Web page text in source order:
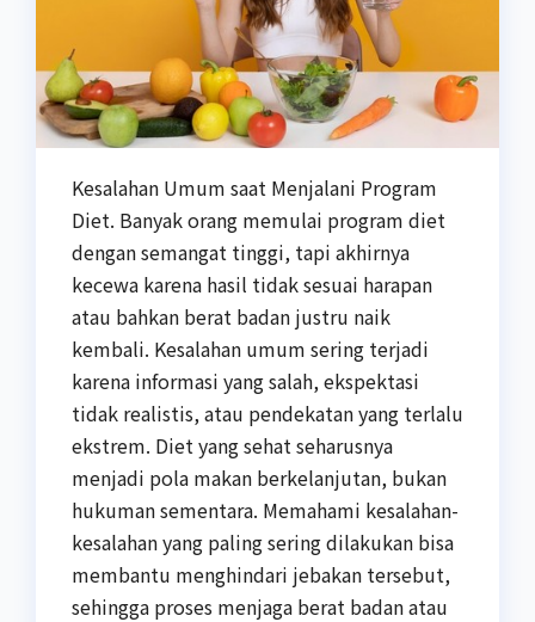
Kesalahan Umum saat Menjalani Program
Diet. Banyak orang memulai program diet
dengan semangat tinggi, tapi akhirnya
kecewa karena hasil tidak sesuai harapan
atau bahkan berat badan justru naik
kembali. Kesalahan umum sering terjadi
karena informasi yang salah, ekspektasi
tidak realistis, atau pendekatan yang terlalu
ekstrem. Diet yang sehat seharusnya
menjadi pola makan berkelanjutan, bukan
hukuman sementara. Memahami kesalahan-
kesalahan yang paling sering dilakukan bisa
membantu menghindari jebakan tersebut,
sehingga proses menjaga berat badan atau